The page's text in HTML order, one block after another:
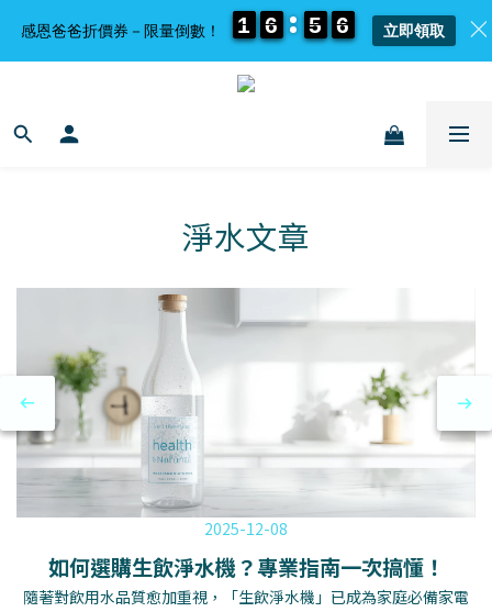
淨水文章
2025-12-08
如何選購生飲淨水機？專業指南一次搞懂！
隨著對飲用水品質愈加重視，「生飲淨水機」已成為家庭必備家電
感恩爸爸折價券－限量倒數！ 1
1
1
1 6
6
6
6 5
5
5
5 6
6
6
6 立即領取